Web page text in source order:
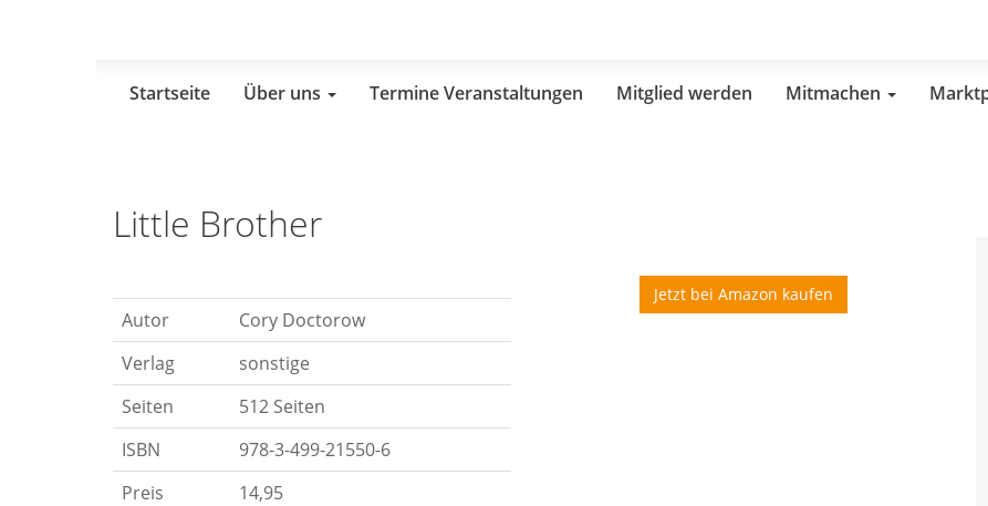
Startseite Über uns Termine Veranstaltungen Mitglied werden Mitmachen
Little Brother
Autor
Cory Doctorow
Verlag
sonstige
Seiten
512 Seiten
ISBN
978-3-499-21550-6
Preis
14,95
Jetzt bei Amazon kaufen